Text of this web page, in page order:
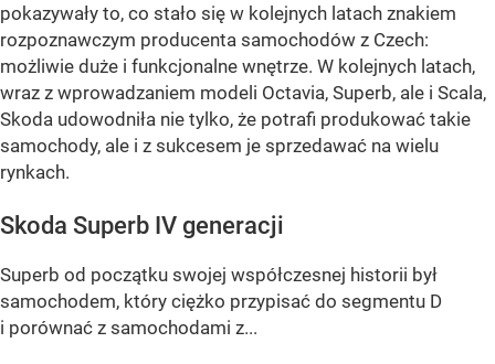
pokazywały to, co stało się w kolejnych latach znakiem
rozpoznawczym producenta samochodów z Czech:
możliwie duże i funkcjonalne wnętrze. W kolejnych latach,
wraz z wprowadzaniem modeli Octavia, Superb, ale i Scala,
Skoda udowodniła nie tylko, że potrafi produkować takie
samochody, ale i z sukcesem je sprzedawać na wielu
rynkach.
Skoda Superb IV generacji
Superb od początku swojej współczesnej historii był
samochodem, który ciężko przypisać do segmentu D
i porównać z samochodami z...